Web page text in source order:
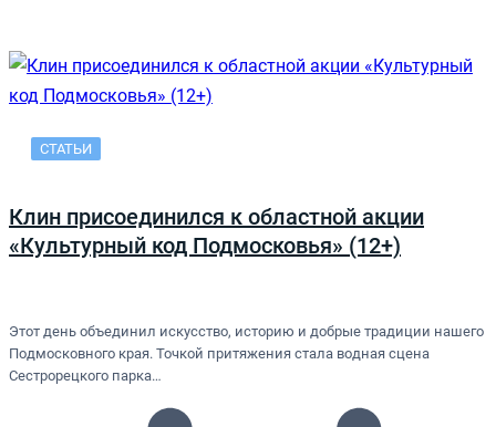
СТАТЬИ
Клин присоединился к областной акции
«Культурный код Подмосковья» (12+)
Этот день объединил искусство, историю и добрые традиции нашего
Подмосковного края. Точкой притяжения стала водная сцена
Сестрорецкого парка…